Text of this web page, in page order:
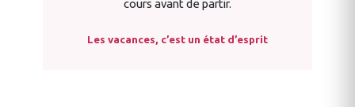
cours avant de partir.
Les vacances, c’est un état d’esprit